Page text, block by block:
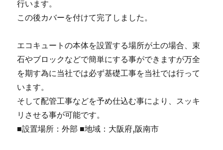
行います。
この後カバーを付けて完了しました。
エコキュートの本体を設置する場所が土の場合、束
石やブロックなどで簡単にする事ができますが万全
を期す為に当社では必ず基礎工事を当社では行って
います。
そして配管工事などを予め仕込む事により、スッキ
リさせる事が可能です。
■設置場所：外部 ■地域：大阪府,阪南市